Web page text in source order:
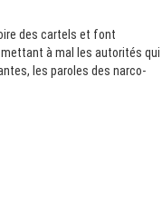
des cartels et font
à mal les autorités qui
les paroles des narco-